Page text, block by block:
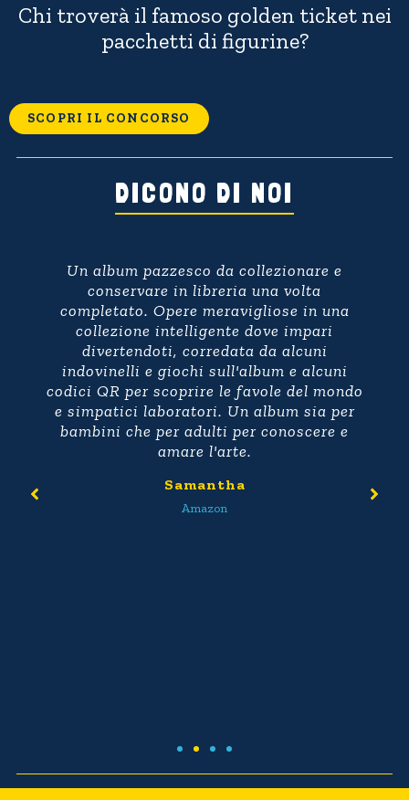
Chi troverà il famoso golden ticket nei
pacchetti di figurine?
SCOPRI IL CONCORSO
DICONO DI NOI
Un album pazzesco da collezionare e
conservare in libreria una volta
completato. Opere meravigliose in una
collezione intelligente dove impari
divertendoti, corredata da alcuni
indovinelli e giochi sull'album e alcuni
codici QR per scoprire le favole del mondo
e simpatici laboratori. Un album sia per
bambini che per adulti per conoscere e
amare l'arte.
Samantha
Amazon